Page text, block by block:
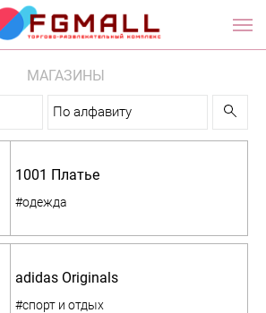
МАГАЗИНЫ
По алфавиту
1001 Платье
#одежда
adidas Originals
#спорт и отдых